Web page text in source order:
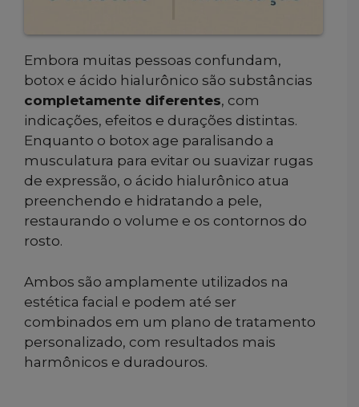
Embora muitas pessoas confundam,
botox e ácido hialurônico são substâncias
completamente diferentes, com
indicações, efeitos e durações distintas.
Enquanto o botox age paralisando a
musculatura para evitar ou suavizar rugas
de expressão, o ácido hialurônico atua
preenchendo e hidratando a pele,
restaurando o volume e os contornos do
rosto.
Ambos são amplamente utilizados na
estética facial e podem até ser
combinados em um plano de tratamento
personalizado, com resultados mais
harmônicos e duradouros.